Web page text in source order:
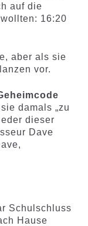
auf die
16:20
aber als sie
vor.
damals „zu
dieser
Dave
Schulschluss
Hause